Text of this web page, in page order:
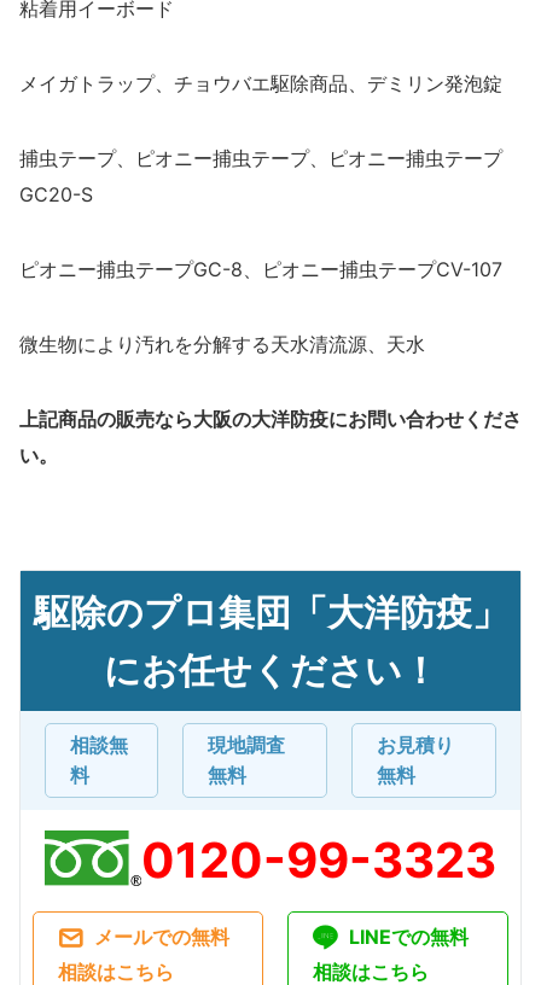
粘着用イーボード
メイガトラップ、チョウバエ駆除商品、デミリン発泡錠
捕虫テープ、ピオニー捕虫テープ、ピオニー捕虫テープ
GC20-S
ピオニー捕虫テープGC-8、ピオニー捕虫テープCV-107
微生物により汚れを分解する天水清流源、天水
上記商品の販売なら大阪の大洋防疫にお問い合わせくださ
い。
駆除のプロ集団「大洋防疫」
にお任せください！
相談無
料
現地調査
無料
お見積り
無料
0120-99-3323
メールでの無料
相談はこちら
LINEでの無料
相談はこちら